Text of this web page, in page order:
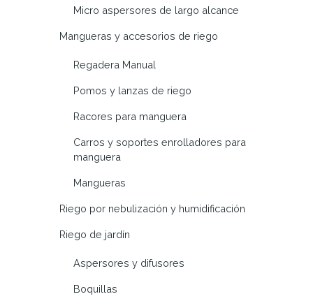
Micro aspersores de largo alcance
Mangueras y accesorios de riego
Regadera Manual
Pomos y lanzas de riego
Racores para manguera
Carros y soportes enrolladores para
manguera
Mangueras
Riego por nebulización y humidificación
Riego de jardín
Aspersores y difusores
Boquillas